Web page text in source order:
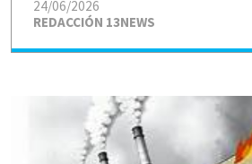
REDACCIÓN 13NEWS
24/06/2026